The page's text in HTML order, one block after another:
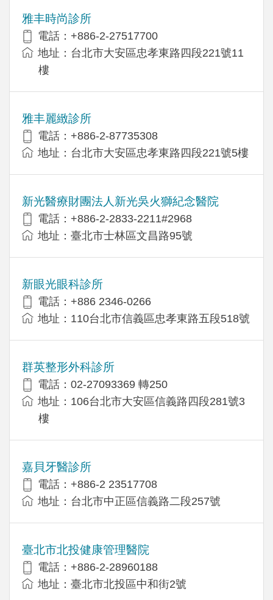
雅丰時尚診所
電話：+886-2-27517700
地址：台北市大安區忠孝東路四段221號11
樓
雅丰麗緻診所
電話：+886-2-87735308
地址：台北市大安區忠孝東路四段221號5樓
新光醫療財團法人新光吳火獅紀念醫院
電話：+886-2-2833-2211#2968
地址：臺北市士林區文昌路95號
新眼光眼科診所
電話：+886 2346-0266
地址：110台北市信義區忠孝東路五段518號
群英整形外科診所
電話：02-27093369 轉250
地址：106台北市大安區信義路四段281號3
樓
嘉貝牙醫診所
電話：+886-2 23517708
地址：台北市中正區信義路二段257號
臺北市北投健康管理醫院
電話：+886-2-28960188
地址：臺北市北投區中和街2號